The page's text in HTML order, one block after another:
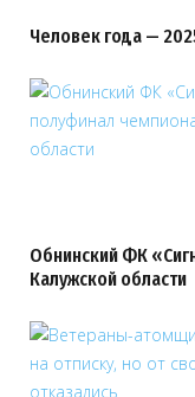
Человек года —
Обнинский ФК
Калужской области